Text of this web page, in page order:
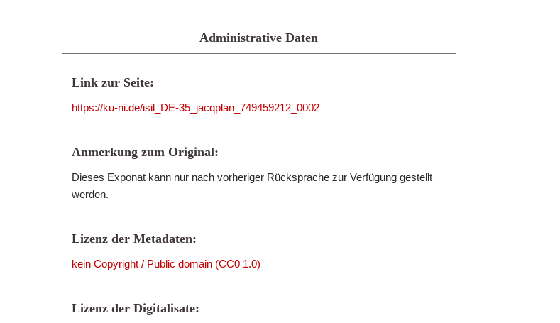
Administrative Daten
Link zur Seite:
https://ku-ni.de/isil_DE-35_jacqplan_749459212_0002
Anmerkung zum Original:
Dieses Exponat kann nur nach vorheriger Rücksprache zur Verfügung gestellt
werden.
Lizenz der Metadaten:
kein Copyright / Public domain (CC0 1.0)
Lizenz der Digitalisate: